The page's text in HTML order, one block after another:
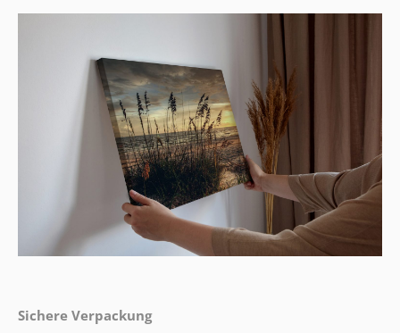
Sichere Verpackung